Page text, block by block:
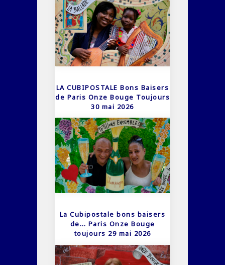
LA CUBIPOSTALE Bons Baisers
de Paris Onze Bouge Toujours
30 mai 2026
La Cubipostale bons baisers
de… Paris Onze Bouge
toujours 29 mai 2026